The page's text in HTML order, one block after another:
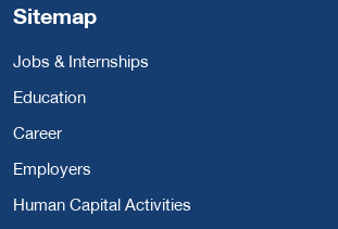
Sitemap
Jobs & Internships
Education
Career
Employers
Human Capital Activities